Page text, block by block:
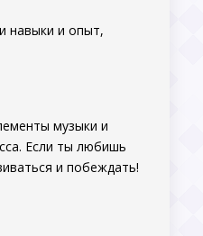
навыки и опыт,
музыки и
Если ты любишь
и побеждать!